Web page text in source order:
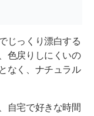
じっくり漂白する
色戻りしにくいの
なく、ナチュラル
自宅で好きな時間